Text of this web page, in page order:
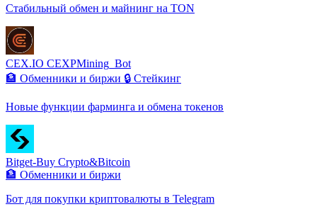
Стабильный обмен и майнинг на TON
CEX.IO CEXPMining_Bot
🏦 Обменники и биржи 🔒 Стейкинг
Новые функции фарминга и обмена токенов
Bitget-Buy Crypto&Bitcoin
🏦 Обменники и биржи
Бот для покупки криптовалюты в Telegram